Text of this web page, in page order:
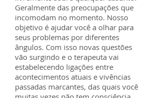
Geralmente das preocupações que
incomodam no momento. Nosso
objetivo é ajudar você a olhar para
seus problemas por diferentes
ângulos. Com isso novas questões
vão surgindo e o terapeuta vai
estabelecendo ligações entre
acontecimentos atuais e vivências
passadas marcantes, das quais você